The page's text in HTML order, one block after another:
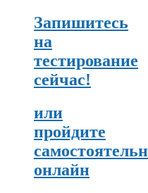
Запишитесь
на
тестирование
сейчас!
или
пройдите
онлайн